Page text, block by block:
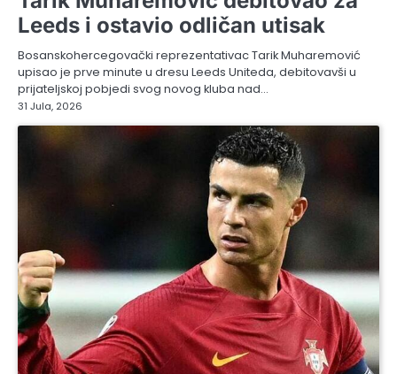
Leeds i ostavio odličan utisak
Bosanskohercegovački reprezentativac Tarik Muharemović
upisao je prve minute u dresu Leeds Uniteda, debitovavši u
prijateljskoj pobjedi svog novog kluba nad…
31 Jula, 2026